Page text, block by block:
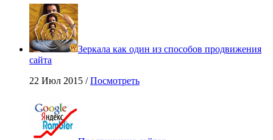
Зеркала как один из способов продвижения
сайта
22 Июл 2015 /Посмотреть